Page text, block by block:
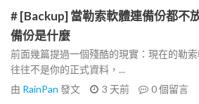
# [Backup] 當勒索軟體連備份都不
備份是什麼
前面幾篇提過一個殘酷的現實：現在的勒
往往不是你的正式資料，...
由 RainPan 發文 3 天前 0個留言